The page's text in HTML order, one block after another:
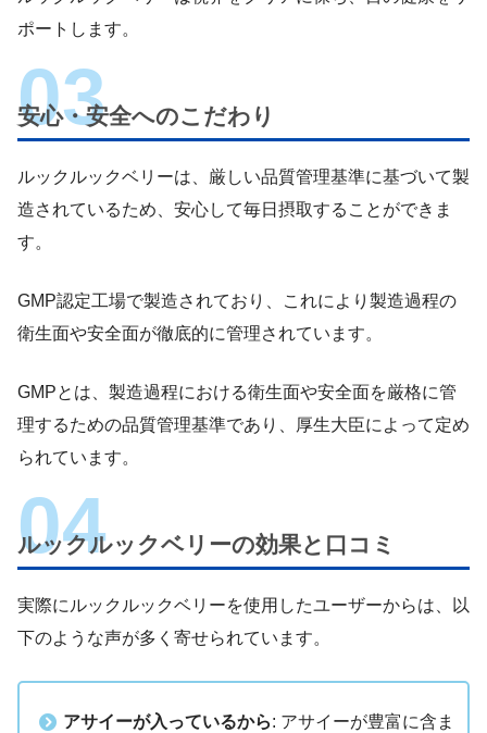
ポートします。
安心・安全へのこだわり
ルックルックベリーは、厳しい品質管理基準に基づいて製
造されているため、安心して毎日摂取することができま
す。
GMP認定工場で製造されており、これにより製造過程の
衛生面や安全面が徹底的に管理されています。
GMPとは、製造過程における衛生面や安全面を厳格に管
理するための品質管理基準であり、厚生大臣によって定め
られています。
ルックルックベリーの効果と口コミ
実際にルックルックベリーを使用したユーザーからは、以
下のような声が多く寄せられています。
アサイーが入っているから: アサイーが豊富に含ま